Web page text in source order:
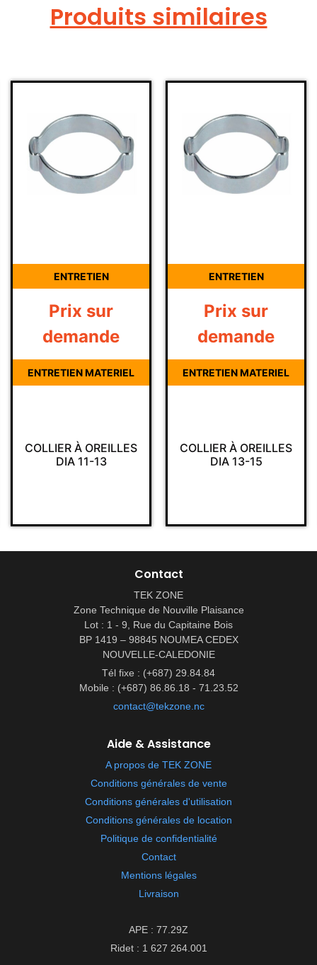
Produits similaires
ENTRETIEN
COLLIER À OREILLES
DIA 11-13
Prix sur
demande
ENTRETIEN MATERIEL
ENTRETIEN
COLLIER À OREILLES
DIA 13-15
Prix sur
demande
ENTRETIEN MATERIEL
Contact
TEK ZONE
Zone Technique de Nouville Plaisance
Lot : 1 - 9, Rue du Capitaine Bois
BP 1419 – 98845 NOUMEA CEDEX
NOUVELLE-CALEDONIE
Tél fixe : (+687) 29.84.84
Mobile : (+687) 86.86.18 - 71.23.52
contact@tekzone.nc
Aide & Assistance
A propos de TEK ZONE
Conditions générales de vente
Conditions générales d'utilisation
Conditions générales de location
Politique de confidentialité
Contact
Mentions légales
Livraison
APE : 77.29Z
Ridet : 1 627 264.001